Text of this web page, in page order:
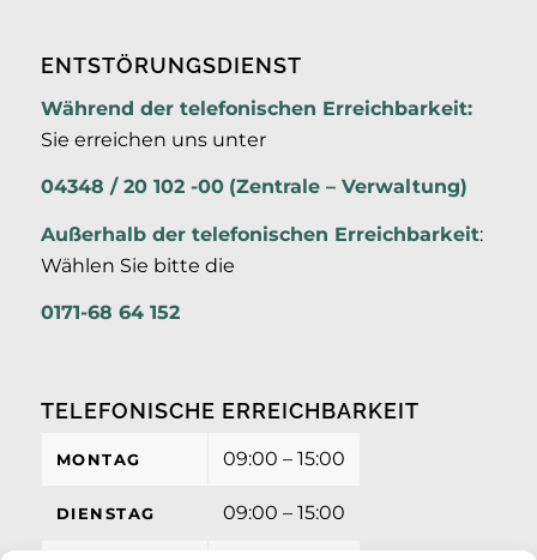
ENTSTÖRUNGSDIENST
Während der telefonischen Erreichbarkeit:
Sie erreichen uns unter
04348 / 20 102 -00 (Zentrale – Verwaltung)
Außerhalb der telefonischen Erreichbarkeit:
Wählen Sie bitte die
0171-68 64 152
TELEFONISCHE ERREICHBARKEIT
MONTAG 09:00 – 15:00
DIENSTAG 09:00 – 15:00